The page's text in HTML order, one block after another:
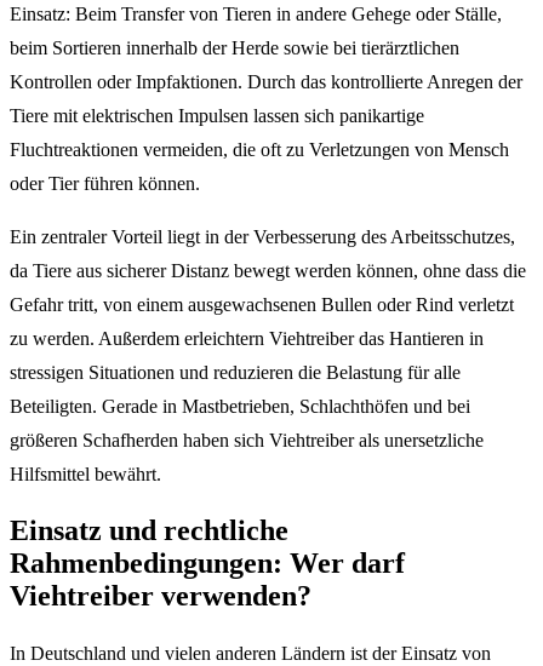
Einsatz: Beim Transfer von Tieren in andere Gehege oder Ställe,
beim Sortieren innerhalb der Herde sowie bei tierärztlichen
Kontrollen oder Impfaktionen. Durch das kontrollierte Anregen der
Tiere mit elektrischen Impulsen lassen sich panikartige
Fluchtreaktionen vermeiden, die oft zu Verletzungen von Mensch
oder Tier führen können.
Ein zentraler Vorteil liegt in der Verbesserung des Arbeitsschutzes,
da Tiere aus sicherer Distanz bewegt werden können, ohne dass die
Gefahr tritt, von einem ausgewachsenen Bullen oder Rind verletzt
zu werden. Außerdem erleichtern Viehtreiber das Hantieren in
stressigen Situationen und reduzieren die Belastung für alle
Beteiligten. Gerade in Mastbetrieben, Schlachthöfen und bei
größeren Schafherden haben sich Viehtreiber als unersetzliche
Hilfsmittel bewährt.
Einsatz und rechtliche
Rahmenbedingungen: Wer darf
Viehtreiber verwenden?
In Deutschland und vielen anderen Ländern ist der Einsatz von